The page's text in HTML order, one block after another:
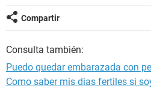
Compartir
Consulta también:
Puedo quedar embarazada con
Como saber mis dias fertiles si